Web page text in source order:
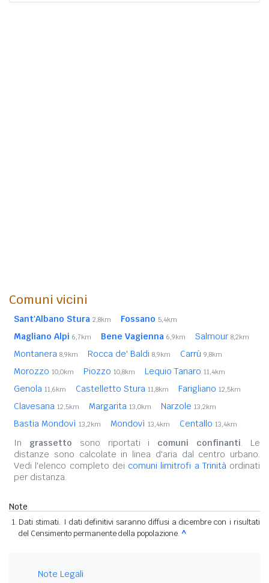
Comuni vicini
Sant'Albano Stura 2,8km Fossano 5,4km
Magliano Alpi 6,7km Bene Vagienna 6,9km Salmour 8,2km
Montanera 8,9km Rocca de' Baldi 8,9km Carrù 9,8km
Morozzo 10,0km Piozzo 10,8km Lequio Tanaro 11,4km
Genola 11,6km Castelletto Stura 11,8km Farigliano 12,5km
Clavesana 12,5km Margarita 13,0km Narzole 13,2km
Bastia Mondovì 13,2km Mondovì 13,4km Centallo 13,4km
In grassetto sono riportati i comuni confinanti. Le
distanze sono calcolate in linea d'aria dal centro urbano.
Vedi l'elenco completo dei comuni limitrofi a Trinitàordinati
per distanza.
Note
Dati stimati. I dati definitivi saranno diffusi a dicembre con i risultati
del Censimento permanente della popolazione. ^
Note Legali